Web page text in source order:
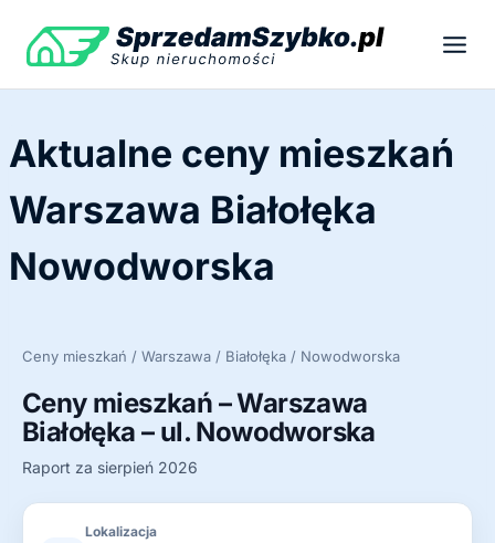
treści
Aktualne ceny mieszkań
Warszawa Białołęka
Nowodworska
Ceny mieszkań / Warszawa / Białołęka / Nowodworska
Ceny mieszkań – Warszawa
Białołęka – ul. Nowodworska
Raport za sierpień 2026
Lokalizacja